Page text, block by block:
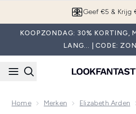
App
KOOPZONDAG: 30% KORTING,
LANG... | CODE:
Home Merken Elizabeth Arden